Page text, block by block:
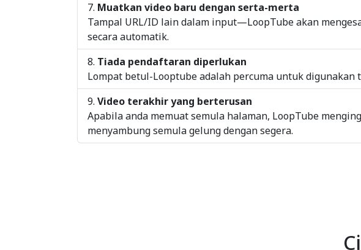
Muatkan video baru dengan serta-merta
Tampal URL/ID lain dalam input—LoopTube akan
secara automatik.
Tiada pendaftaran diperlukan
Lompat betul-Looptube adalah percuma untuk
Video terakhir yang berterusan
Apabila anda memuat semula halaman, LoopTube
menyambung semula gelung dengan segera.